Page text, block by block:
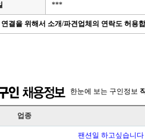
***
결을 위해서 소개/파견업체의 연락도 허용
한눈에 보는 구인정보
업종
팬션일 하고싶습니다